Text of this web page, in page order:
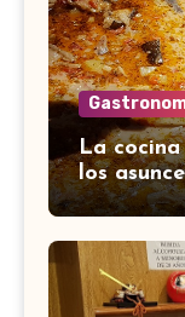
La cocina
los